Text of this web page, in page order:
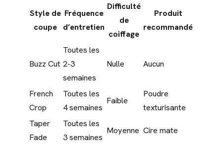
Style de
coupe
Fréquence
d’entretien
Difficulté
de
coiffage
Produit
recommandé
Buzz Cut
Toutes les
2-3
semaines
Nulle Aucun
French
Crop
Toutes les
4 semaines
Faible
Poudre
texturisante
Taper
Fade
Toutes les
3 semaines
Moyenne Cire mate